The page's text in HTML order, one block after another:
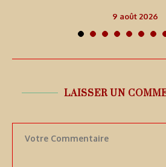
9 août 2026
LAISSER UN